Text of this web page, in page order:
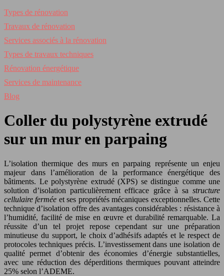
Types de rénovation
Travaux de rénovation
Services associés à la rénovation
Types de travaux techniques
Rénovation énergétique
Services de maintenance
Blog
Coller du polystyrène extrudé
sur un mur en parpaing
L’isolation thermique des murs en parpaing représente un enjeu
majeur dans l’amélioration de la performance énergétique des
bâtiments. Le polystyrène extrudé (XPS) se distingue comme une
solution d’isolation particulièrement efficace grâce à sa structure
cellulaire fermée et ses propriétés mécaniques exceptionnelles. Cette
technique d’isolation offre des avantages considérables : résistance à
l’humidité, facilité de mise en œuvre et durabilité remarquable. La
réussite d’un tel projet repose cependant sur une préparation
minutieuse du support, le choix d’adhésifs adaptés et le respect de
protocoles techniques précis. L’investissement dans une isolation de
qualité permet d’obtenir des économies d’énergie substantielles,
avec une réduction des déperditions thermiques pouvant atteindre
25% selon l’ADEME.